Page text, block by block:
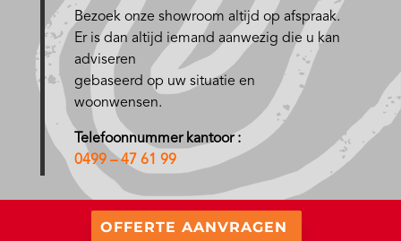
Bezoek onze showroom altijd op afspraak.
Er is dan altijd iemand aanwezig die u kan
adviseren
gebaseerd op uw situatie en
woonwensen.
Telefoonnummer kantoor :
0499 – 47 61 99
OFFERTE AANVRAGEN